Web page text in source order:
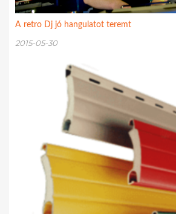
A retro Dj jó hangulatot teremt
2015-05-30